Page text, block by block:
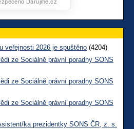
veřejnosti 2026 je spuštěno (4204)
ze Sociálně právní poradny SONS
ze Sociálně právní poradny SONS
ze Sociálně právní poradny SONS
ka prezidentky SONS ČR, z. s.